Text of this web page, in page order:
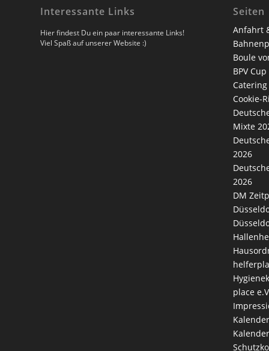
Interessante Links
Hier findest Du ein paar interessante Links!
Viel Spaß auf unserer Website :)
Seiten
Anfahrt
Boule
BPV Cup
Catering
Cookie-
Mixte
2026
2026
DM
place
Kalender